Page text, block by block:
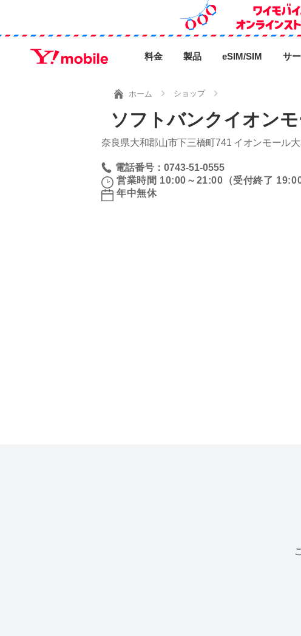
料金 製品 eSIM/SIM サ
ホーム ショップ
ソフトバンクイオン
奈良県大和郡山市下三橋町741 イオンモール
電話番号：0743-51-0555
営業時間 10:00～21:00（受付終了 19:00
年中無休